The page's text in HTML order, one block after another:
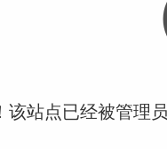
该站点已经被管理